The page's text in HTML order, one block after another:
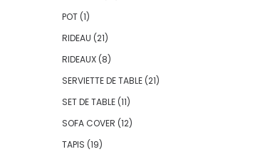
POT (1)
RIDEAU (21)
RIDEAUX (8)
SERVIETTE DE TABLE (21)
SET DE TABLE (11)
SOFA COVER (12)
TAPIS (19)